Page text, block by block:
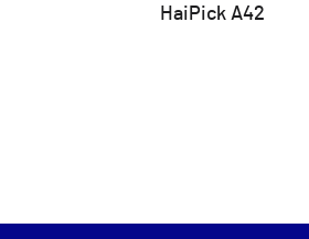
HaiPick A42